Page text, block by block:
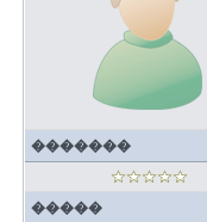
�������
�����